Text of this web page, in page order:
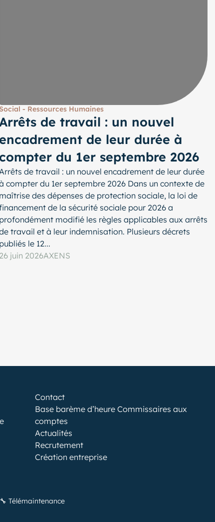
- Ressources Humaines
de travail : un nouvel
encadrement de leur durée à
compter du 1er septembre 2026
Arrêts de travail : un nouvel encadrement de leur durée
compter du 1er septembre 2026 Dans un contexte de
maîtrise des dépenses de protection sociale, la loi de
de la sécurité sociale pour 2026 a
profondément modifié les règles applicables aux arrêts
travail et à leur indemnisation. Plusieurs décrets
publiés le 12...
26 juin 2026AXENS
Contact
Base barème d’heure Commissaires aux
comptes
Actualités
Recrutement
Création entreprise
🔧 Télémaintenance